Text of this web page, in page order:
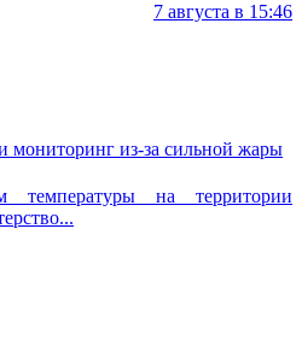
7 августа в 15:46
мониторинг из-за сильной жары
на территории